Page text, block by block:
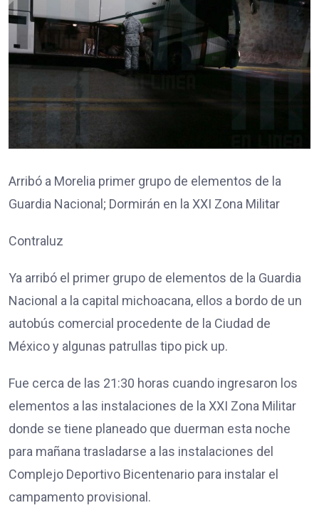
Arribó a Morelia primer grupo de elementos de la
Guardia Nacional; Dormirán en la XXI Zona Militar
Contraluz
Ya arribó el primer grupo de elementos de la Guardia
Nacional a la capital michoacana, ellos a bordo de un
autobús comercial procedente de la Ciudad de
México y algunas patrullas tipo pick up.
Fue cerca de las 21:30 horas cuando ingresaron los
elementos a las instalaciones de la XXI Zona Militar
donde se tiene planeado que duerman esta noche
para mañana trasladarse a las instalaciones del
Complejo Deportivo Bicentenario para instalar el
campamento provisional.